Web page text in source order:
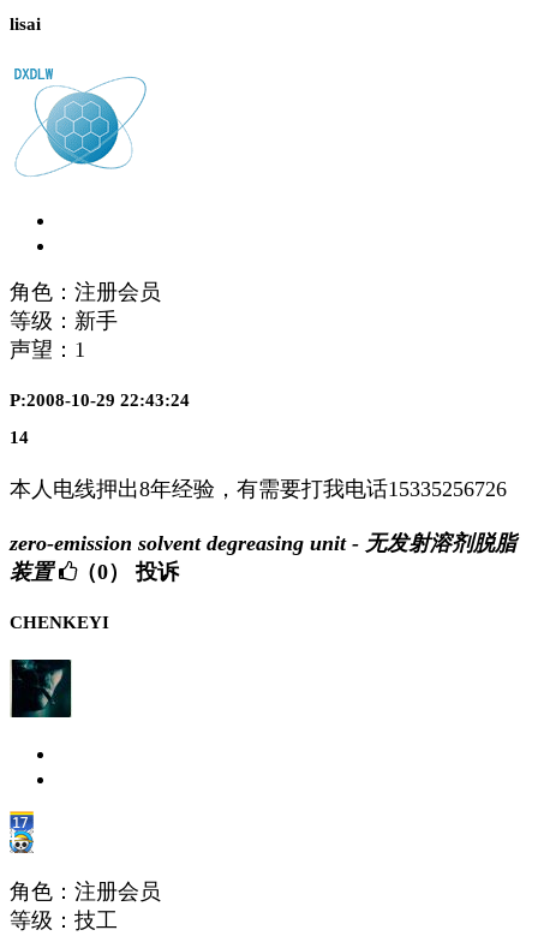
lisai
角色：注册会员
等级：新手
声望： 1
P:2008-10-29 22:43:24
14
本人电线押出8年经验，有需要打我电话15335256726
zero-emission solvent degreasing unit - 无发射溶剂脱脂
装置
（0） 投诉
CHENKEYI
角色：注册会员
等级：技工